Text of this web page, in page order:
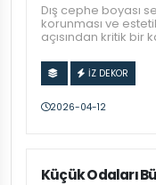
Dış cephe boyası
korunması ve
açısından kritik bir
İZ DEKOR
2026-04-12
Küçük Odaları